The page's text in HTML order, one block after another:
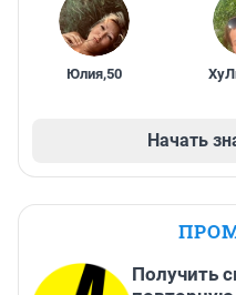
Юлия,50
Начать
Получить